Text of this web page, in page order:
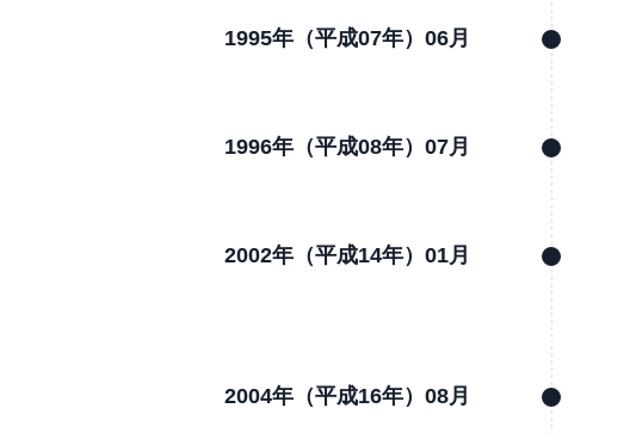
1995年（平成07年）06月
1996年（平成08年）07月
2002年（平成14年）01月
2004年（平成16年）08月